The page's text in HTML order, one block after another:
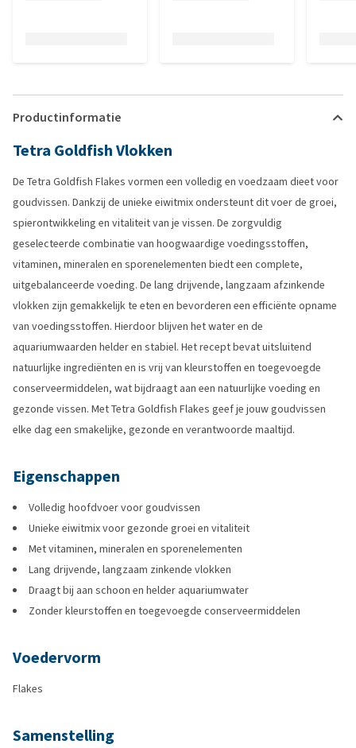
Productinformatie
Tetra Goldfish Vlokken
De Tetra Goldfish Flakes vormen een volledig en voedzaam dieet voor
goudvissen. Dankzij de unieke eiwitmix ondersteunt dit voer de groei,
spierontwikkeling en vitaliteit van je vissen. De zorgvuldig
geselecteerde combinatie van hoogwaardige voedingsstoffen,
vitaminen, mineralen en sporenelementen biedt een complete,
uitgebalanceerde voeding. De lang drijvende, langzaam afzinkende
vlokken zijn gemakkelijk te eten en bevorderen een efficiënte opname
van voedingsstoffen. Hierdoor blijven het water en de
aquariumwaarden helder en stabiel. Het recept bevat uitsluitend
natuurlijke ingrediënten en is vrij van kleurstoffen en toegevoegde
conserveermiddelen, wat bijdraagt aan een natuurlijke voeding en
gezonde vissen. Met Tetra Goldfish Flakes geef je jouw goudvissen
elke dag een smakelijke, gezonde en verantwoorde maaltijd.
Eigenschappen
Volledig hoofdvoer voor goudvissen
Unieke eiwitmix voor gezonde groei en vitaliteit
Met vitaminen, mineralen en sporenelementen
Lang drijvende, langzaam zinkende vlokken
Draagt bij aan schoon en helder aquariumwater
Zonder kleurstoffen en toegevoegde conserveermiddelen
Voedervorm
Flakes
Samenstelling